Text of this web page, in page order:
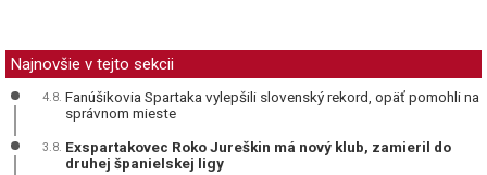
Najnovšie v tejto sekcii
4.8. Fanúšikovia Spartaka vylepšili slovenský rekord, opäť pomohli na
správnom mieste
3.8. Exspartakovec Roko Jureškin má nový klub, zamieril do
druhej španielskej ligy